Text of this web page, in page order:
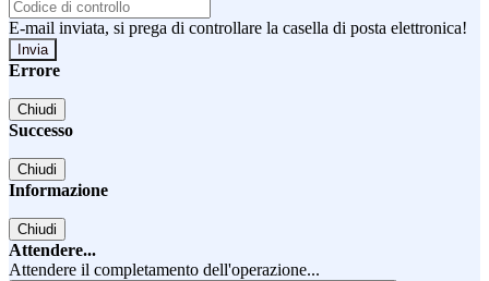
E-mail inviata, si prega di controllare la casella di posta elettronica!
Errore
Chiudi
Successo
Chiudi
Informazione
Chiudi
Attendere...
Attendere il completamento dell'operazione...